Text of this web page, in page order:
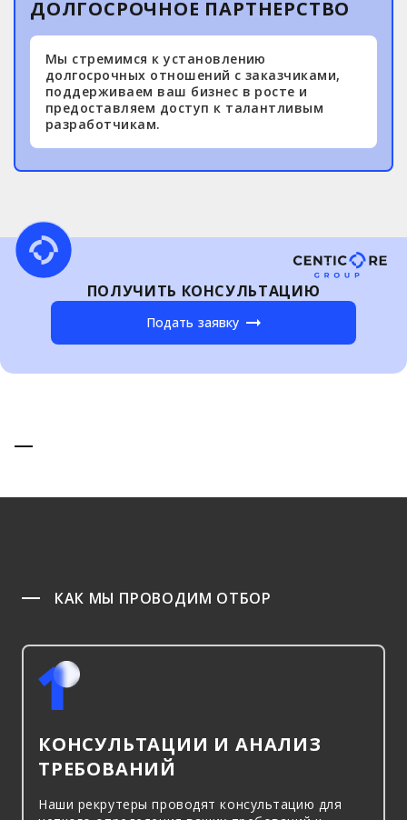
ДОЛГОСРОЧНОЕ ПАРТНЕРСТВО
Мы стремимся к установлению
долгосрочных отношений с заказчиками,
поддерживаем ваш бизнес в росте и
предоставляем доступ к талантливым
разработчикам.
ПОЛУЧИТЬ КОНСУЛЬТАЦИЮ
Подать заявку
КАК МЫ ПРОВОДИМ ОТБОР
КОНСУЛЬТАЦИИ И АНАЛИЗ
ТРЕБОВАНИЙ
Наши рекрутеры проводят консультацию для